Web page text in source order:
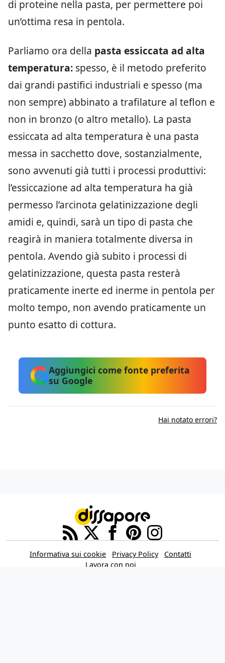
di proteine nella pasta, per permettere poi
un’ottima resa in pentola.
Parliamo ora della pasta essiccata ad alta
temperatura: spesso, è il metodo preferito
dai grandi pastifici industriali e spesso (ma
non sempre) abbinato a trafilature al teflon e
non in bronzo (o altro metallo). La pasta
essiccata ad alta temperatura è una pasta
messa in sacchetto dove, sostanzialmente,
sono avvenuti già tutti i processi produttivi:
l’essiccazione ad alta temperatura ha già
permesso l’arcinota gelatinizzazione degli
amidi e, quindi, sarà un tipo di pasta che
reagirà in maniera totalmente diversa in
pentola. Avendo già subito i processi di
gelatinizzazione, questa pasta resterà
praticamente inerte ed inerme in pentola per
molto tempo, non avendo praticamente un
punto esatto di cottura.
Aggiungici come fonte preferita
su Google
Hai notato errori?
Informativa sui cookie Privacy Policy
Contatti
Lavora con noi